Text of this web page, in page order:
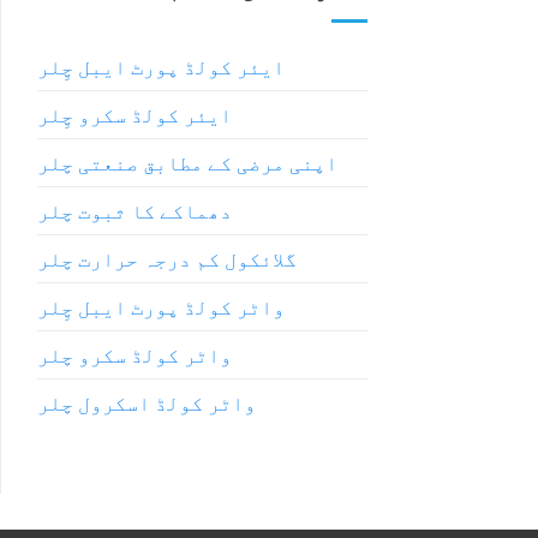
ایئر کولڈ پورٹ ایبل چِلر
ایئر کولڈ سکرو چِلر
اپنی مرضی کے مطابق صنعتی چلر
دھماکے کا ثبوت چلر
گلائکول کم درجہ حرارت چلر
واٹر کولڈ پورٹ ایبل چِلر
واٹر کولڈ سکرو چلر
واٹر کولڈ اسکرول چلر